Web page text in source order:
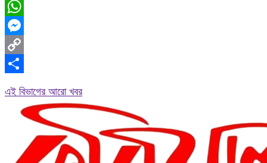
Facebook
WhatsApp
Messenger
Copy
এই বিভাগের আরো খবর